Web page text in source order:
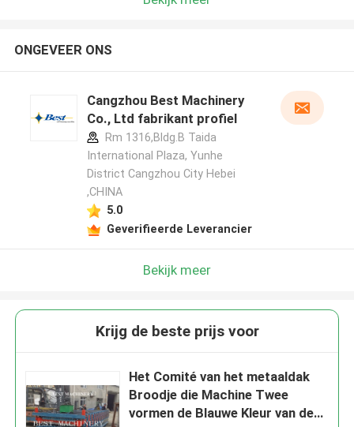
ONGEVEER ONS
Cangzhou Best Machinery
Co., Ltd fabrikant profiel
Rm 1316,Bldg.B Taida
International Plaza, Yunhe
District Cangzhou City Hebei
,CHINA
5.0
Geverifieerde Leverancier
Bekijk meer
Krijg de beste prijs voor
Het Comité van het metaaldak
Broodje die Machine Twee
vormen de Blauwe Kleur van de